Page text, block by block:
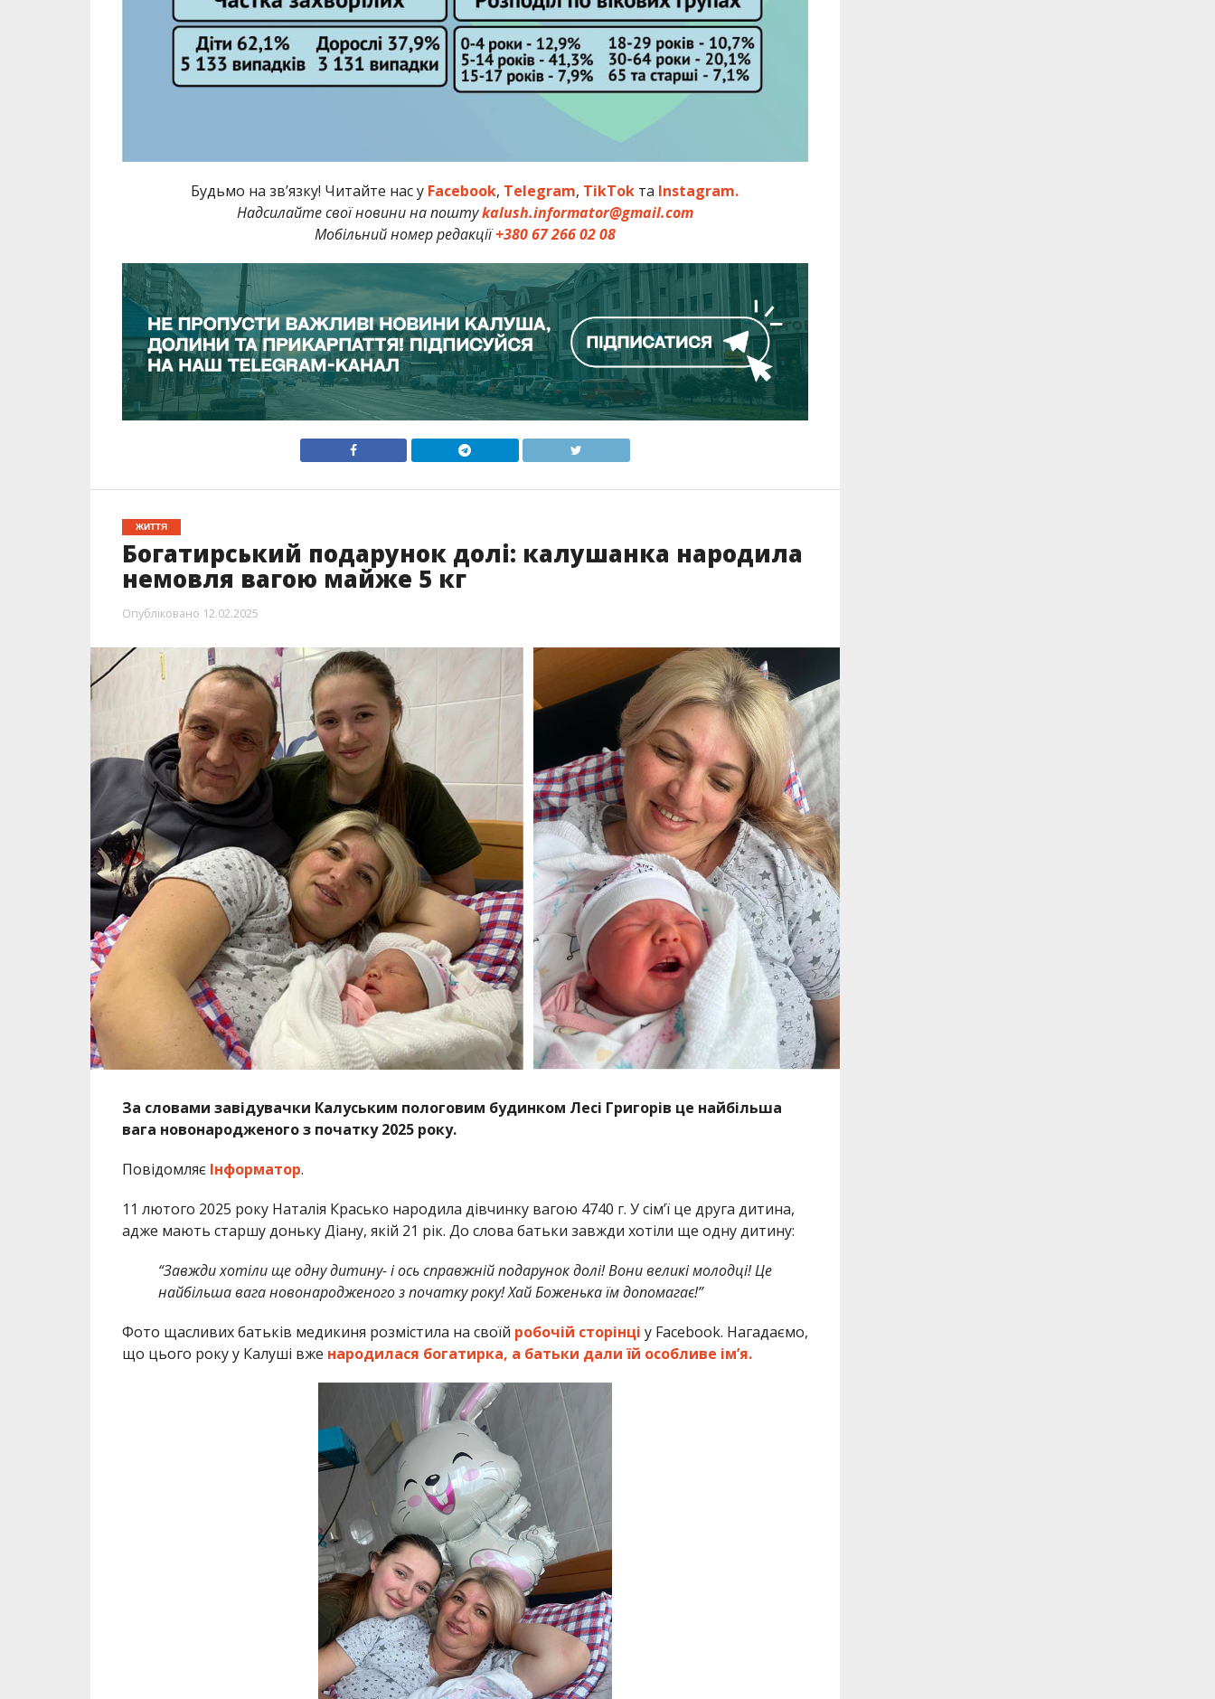
Будьмо на зв’язку! Читайте нас у Facebook, Telegram, TikTok та Instagram.
Надсилайте свої новини на поштуkalush.informator@gmail.com
Мобільний номер редакції+380 67 266 02 08
ЖИТТЯ
Богатирський подарунок долі: калушанка народила
немовля вагою майже 5 кг
Опубліковано 12.02.2025
За словами завідувачки Калуським пологовим будинком Лесі Григорів це найбільша
вага новонародженого з початку 2025 року.
Повідомляє Інформатор.
11 лютого 2025 року Наталія Красько народила дівчинку вагою 4740 г. У сім’ї це друга дитина,
адже мають старшу доньку Діану, якій 21 рік. До слова батьки завжди хотіли ще одну дитину:
“Завжди хотіли ще одну дитину- і ось справжній подарунок долі! Вони великі молодці! Це
найбільша вага новонародженого з початку року! Хай Боженька їм допомагає!”
Фото щасливих батьків медикиня розмістила на своїй робочій сторінці у Facebook. Нагадаємо,
що цього року у Калуші вже народилася богатирка, а батьки дали їй особливе ім’я.